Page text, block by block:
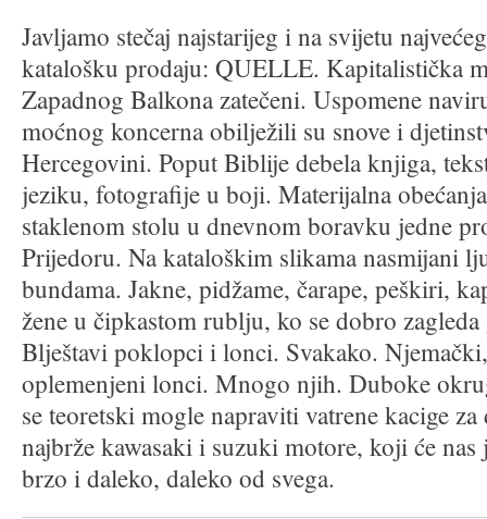
Javljamo stečaj najstarijeg i na svijetu
katalošku prodaju: QUELLE. Kapitalistička
Zapadnog Balkona zatečeni. Uspomene
moćnog koncerna obilježili su snove i
Hercegovini. Poput Biblije debela knjiga,
jeziku, fotografije u boji. Materijalna
staklenom stolu u dnevnom boravku jedne
Prijedoru. Na kataloškim slikama nasmijani
bundama. Jakne, pidžame, čarape, peškiri,
žene u čipkastom rublju, ko se dobro
Blještavi poklopci i lonci. Svakako.
oplemenjeni lonci. Mnogo njih. Duboke
se teoretski mogle napraviti vatrene kacige za
najbrže kawasaki i suzuki motore, koji će
brzo i daleko, daleko od svega.